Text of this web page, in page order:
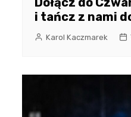
i tańcz z nami
Karol Kaczmarek